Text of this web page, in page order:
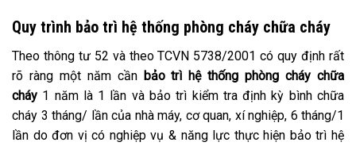
Quy trình bảo trì hệ thống phòng cháy chữa cháy
Theo thông tư 52 và theo TCVN 5738/2001 có quy định rất
rõ ràng một năm cần bảo trì hệ thống phòng cháy chữa
cháy 1 năm là 1 lần và bảo trì kiểm tra định kỳ bình chữa
cháy 3 tháng/ lần của nhà máy, cơ quan, xí nghiệp, 6 tháng/1
lần do đơn vị có nghiệp vụ & năng lực thực hiện bảo trì hệ